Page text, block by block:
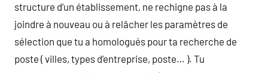
structure d’un établissement, ne rechigne pas à la
joindre à nouveau ou à relâcher les paramètres de
sélection que tu a homologués pour ta recherche de
poste ( villes, types d’entreprise, poste… ). Tu